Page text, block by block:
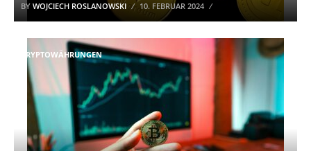
BY WOJCIECH ROSLANOWSKI 10. FEBRUAR 2024
KRYPTOWÄHRUNGEN